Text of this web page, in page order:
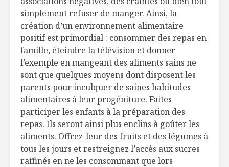
simplement refuser de manger. Ainsi, la
création d’un environnement alimentaire
positif est primordial : consommer des repas en
famille, éteindre la télévision et donner
l’exemple en mangeant des aliments sains ne
sont que quelques moyens dont disposent les
parents pour inculquer de saines habitudes
alimentaires à leur progéniture. Faites
participer les enfants à la préparation des
repas. Ils seront ainsi plus enclins à goûter les
aliments. Offrez-leur des fruits et des légumes à
tous les jours et restreignez l’accès aux sucres
raffinés en ne les consommant que lors